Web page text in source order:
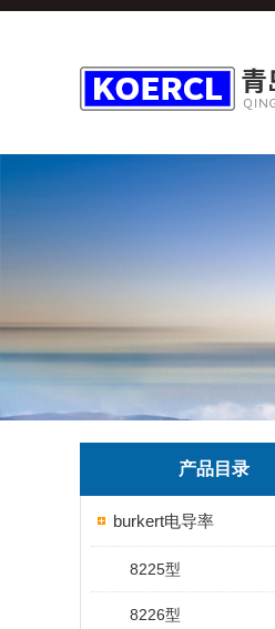
产品目录
burkert电导率
8225型
8226型